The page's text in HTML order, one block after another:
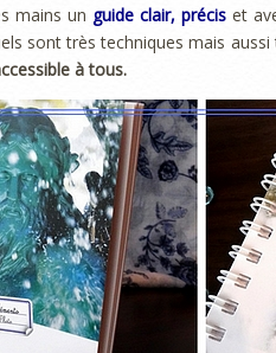
mains un guide clair, précis et
sont très techniques mais aussi
à tous.